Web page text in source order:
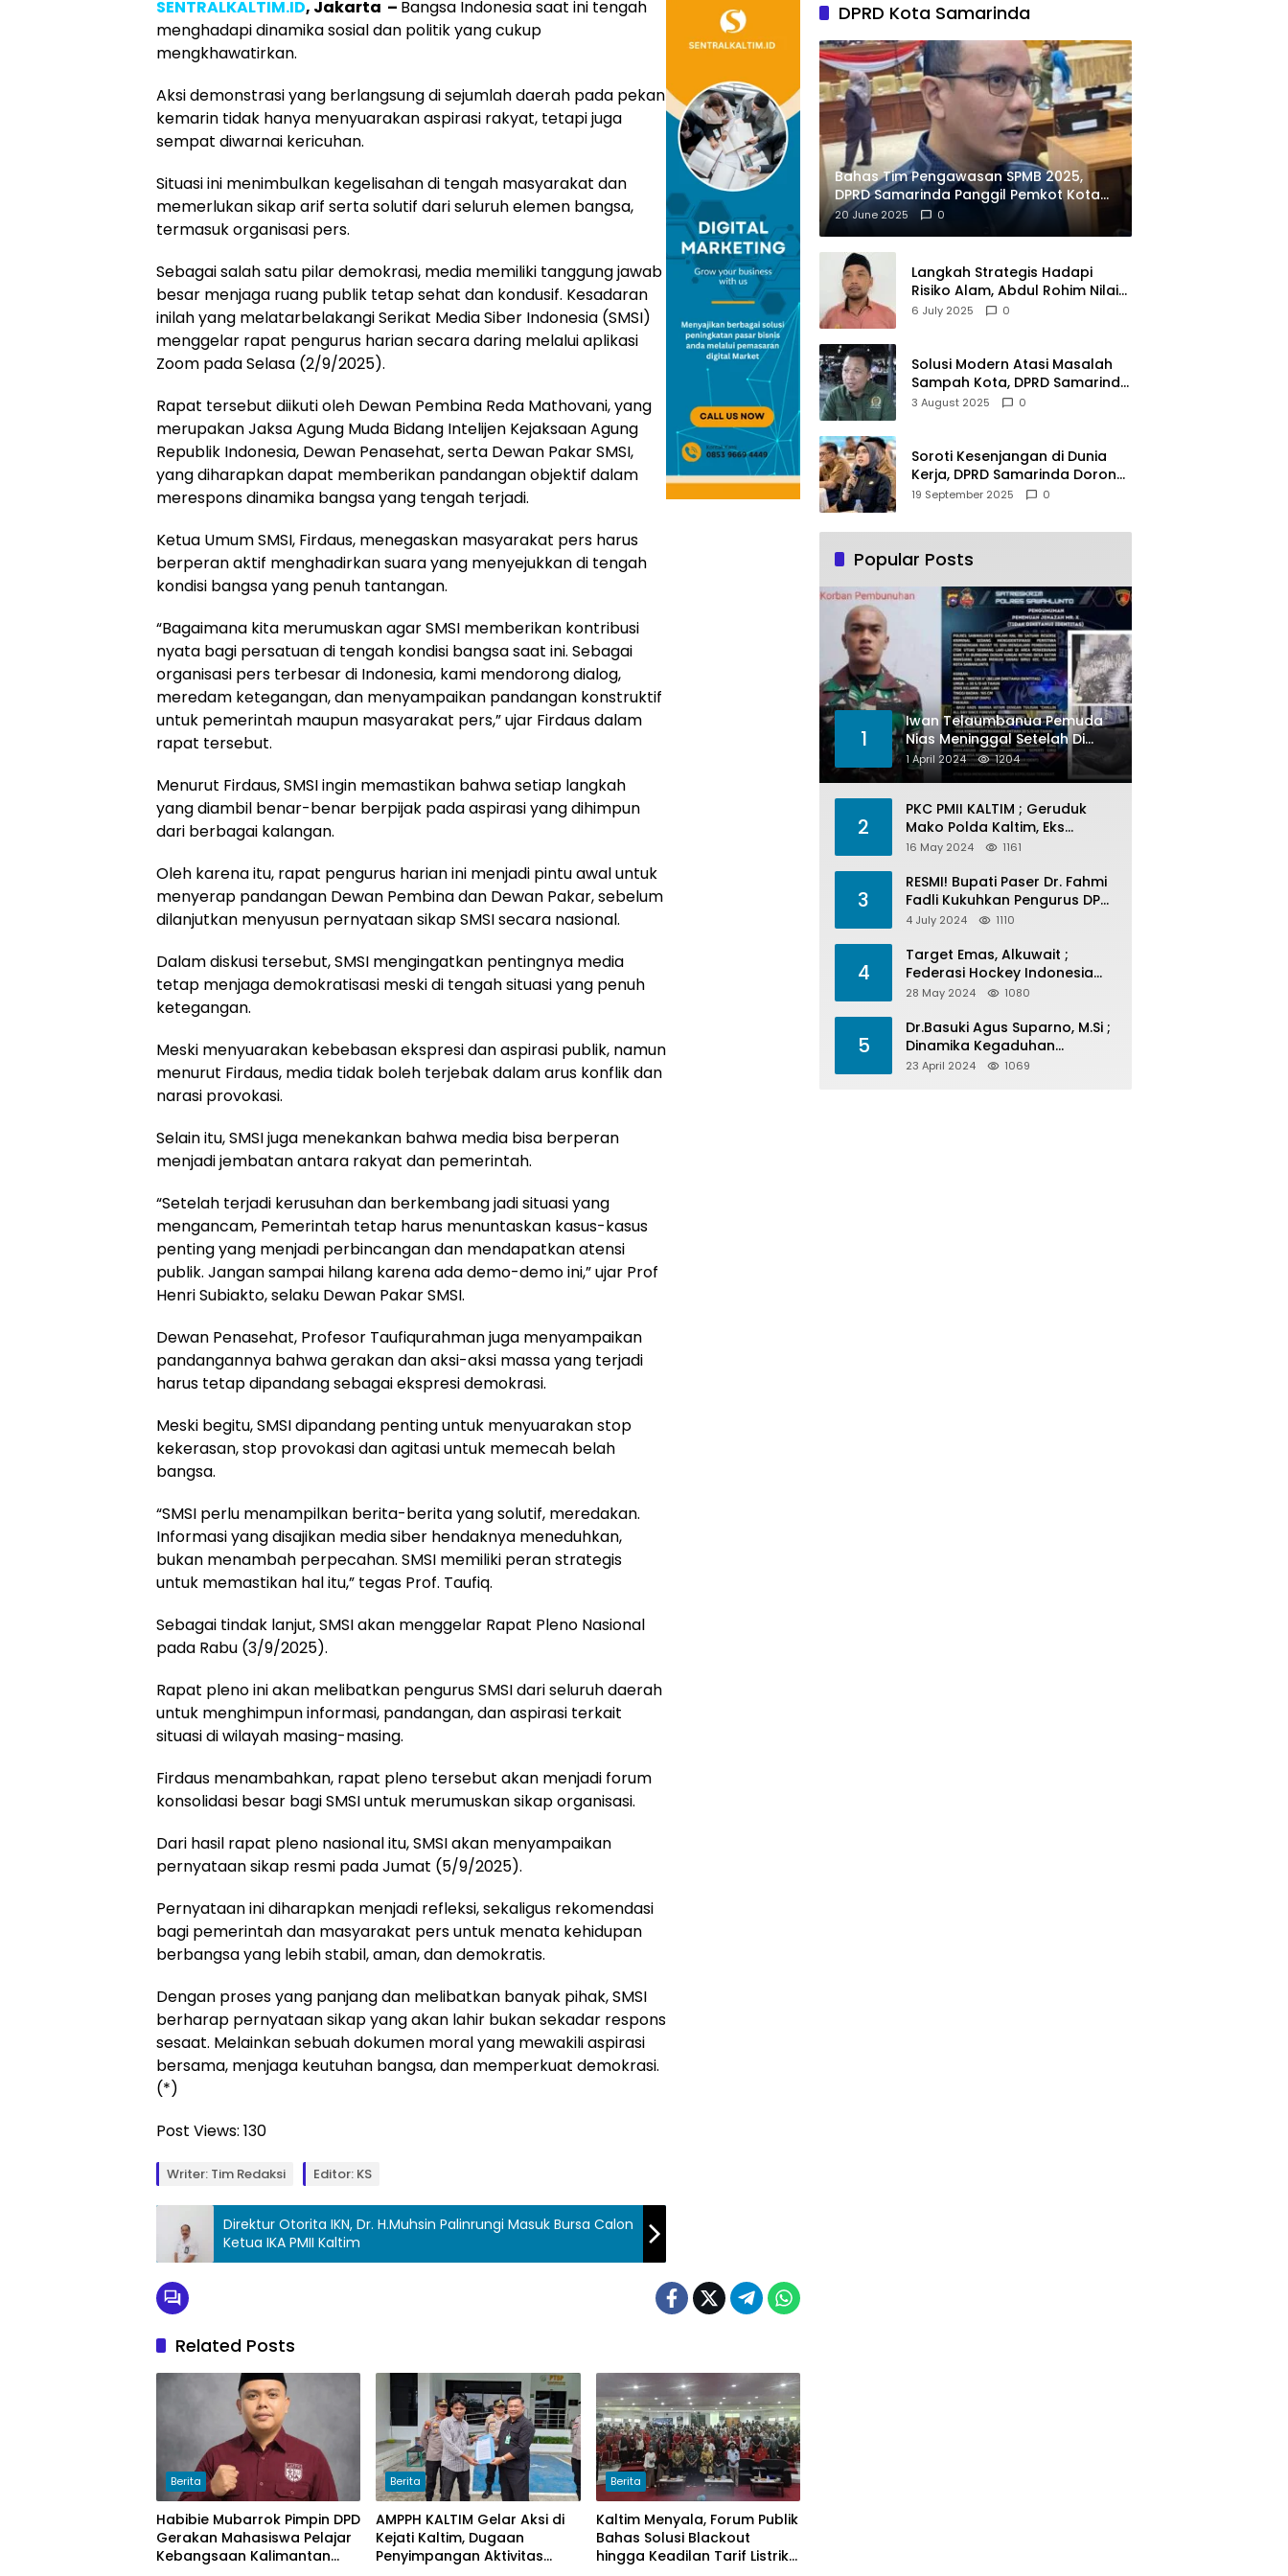
SENTRALKALTIM.ID, Jakarta – Bangsa Indonesia saat ini tengah
menghadapi dinamika sosial dan politik yang cukup
mengkhawatirkan.
Aksi demonstrasi yang berlangsung di sejumlah daerah pada pekan
kemarin tidak hanya menyuarakan aspirasi rakyat, tetapi juga
sempat diwarnai kericuhan.
Situasi ini menimbulkan kegelisahan di tengah masyarakat dan
memerlukan sikap arif serta solutif dari seluruh elemen bangsa,
termasuk organisasi pers.
Sebagai salah satu pilar demokrasi, media memiliki tanggung jawab
besar menjaga ruang publik tetap sehat dan kondusif. Kesadaran
inilah yang melatarbelakangi Serikat Media Siber Indonesia (SMSI)
menggelar rapat pengurus harian secara daring melalui aplikasi
Zoom pada Selasa (2/9/2025).
Rapat tersebut diikuti oleh Dewan Pembina Reda Mathovani, yang
merupakan Jaksa Agung Muda Bidang Intelijen Kejaksaan Agung
Republik Indonesia, Dewan Penasehat, serta Dewan Pakar SMSI,
yang diharapkan dapat memberikan pandangan objektif dalam
merespons dinamika bangsa yang tengah terjadi.
Ketua Umum SMSI, Firdaus, menegaskan masyarakat pers harus
berperan aktif menghadirkan suara yang menyejukkan di tengah
kondisi bangsa yang penuh tantangan.
“Bagaimana kita merumuskan agar SMSI memberikan kontribusi
nyata bagi persatuan di tengah kondisi bangsa saat ini. Sebagai
organisasi pers terbesar di Indonesia, kami mendorong dialog,
meredam ketegangan, dan menyampaikan pandangan konstruktif
untuk pemerintah maupun masyarakat pers,” ujar Firdaus dalam
rapat tersebut.
Menurut Firdaus, SMSI ingin memastikan bahwa setiap langkah
yang diambil benar-benar berpijak pada aspirasi yang dihimpun
dari berbagai kalangan.
Oleh karena itu, rapat pengurus harian ini menjadi pintu awal untuk
menyerap pandangan Dewan Pembina dan Dewan Pakar, sebelum
dilanjutkan menyusun pernyataan sikap SMSI secara nasional.
Dalam diskusi tersebut, SMSI mengingatkan pentingnya media
tetap menjaga demokratisasi meski di tengah situasi yang penuh
ketegangan.
Meski menyuarakan kebebasan ekspresi dan aspirasi publik, namun
menurut Firdaus, media tidak boleh terjebak dalam arus konflik dan
narasi provokasi.
Selain itu, SMSI juga menekankan bahwa media bisa berperan
menjadi jembatan antara rakyat dan pemerintah.
“Setelah terjadi kerusuhan dan berkembang jadi situasi yang
mengancam, Pemerintah tetap harus menuntaskan kasus-kasus
penting yang menjadi perbincangan dan mendapatkan atensi
publik. Jangan sampai hilang karena ada demo-demo ini,” ujar Prof
Henri Subiakto, selaku Dewan Pakar SMSI.
Dewan Penasehat, Profesor Taufiqurahman juga menyampaikan
pandangannya bahwa gerakan dan aksi-aksi massa yang terjadi
harus tetap dipandang sebagai ekspresi demokrasi.
Meski begitu, SMSI dipandang penting untuk menyuarakan stop
kekerasan, stop provokasi dan agitasi untuk memecah belah
bangsa.
“SMSI perlu menampilkan berita-berita yang solutif, meredakan.
Informasi yang disajikan media siber hendaknya meneduhkan,
bukan menambah perpecahan. SMSI memiliki peran strategis
untuk memastikan hal itu,” tegas Prof. Taufiq.
Sebagai tindak lanjut, SMSI akan menggelar Rapat Pleno Nasional
pada Rabu (3/9/2025).
Rapat pleno ini akan melibatkan pengurus SMSI dari seluruh daerah
untuk menghimpun informasi, pandangan, dan aspirasi terkait
situasi di wilayah masing-masing.
Firdaus menambahkan, rapat pleno tersebut akan menjadi forum
konsolidasi besar bagi SMSI untuk merumuskan sikap organisasi.
Dari hasil rapat pleno nasional itu, SMSI akan menyampaikan
pernyataan sikap resmi pada Jumat (5/9/2025).
Pernyataan ini diharapkan menjadi refleksi, sekaligus rekomendasi
bagi pemerintah dan masyarakat pers untuk menata kehidupan
berbangsa yang lebih stabil, aman, dan demokratis.
Dengan proses yang panjang dan melibatkan banyak pihak, SMSI
berharap pernyataan sikap yang akan lahir bukan sekadar respons
sesaat. Melainkan sebuah dokumen moral yang mewakili aspirasi
bersama, menjaga keutuhan bangsa, dan memperkuat demokrasi.
(*)
Post Views: 130
Writer: Tim Redaksi Editor: KS
Direktur Otorita IKN, Dr. H.Muhsin Palinrungi Masuk Bursa Calon
Ketua IKA PMII Kaltim
Related Posts
Berita
Habibie Mubarrok Pimpin DPD
Gerakan Mahasiswa Pelajar
Kebangsaan Kalimantan
Berita
AMPPH KALTIM Gelar Aksi di
Kejati Kaltim, Dugaan
Penyimpangan Aktivitas
Berita
Kaltim Menyala, Forum Publik
Bahas Solusi Blackout
hingga Keadilan Tarif Listrik
DPRD Kota Samarinda
Bahas Tim Pengawasan SPMB 2025,
DPRD Samarinda Panggil Pemkot Kota
Tepian
20 June 2025 0
Langkah Strategis Hadapi
Risiko Alam, Abdul Rohim Nilai
Samarinda Siap Jadi Pusat
6 July 2025 0
Solusi Modern Atasi Masalah
Sampah Kota, DPRD Samarinda
Dukung Penuh Proyek PLTSA
3 August 2025 0
Soroti Kesenjangan di Dunia
Kerja, DPRD Samarinda Dorong
Pemkot Gencarkan
19 September 2025 0
Popular Posts
1
Iwan Telaumbanua Pemuda
Nias Meninggal Setelah Di
Habisi Oknum TNI AL
1 April 2024 1204
2
PKC PMII KALTIM ; Geruduk
Mako Polda Kaltim, Eks
Lubang Tambang Banyak
16 May 2024 1161
3
RESMI! Bupati Paser Dr. Fahmi
Fadli Kukuhkan Pengurus DPP
LAP 2024-2029
4 July 2024 1110
4
Target Emas, Alkuwait ;
Federasi Hockey Indonesia
Kota Balikpapan Siap Menjadi
28 May 2024 1080
5
Dr.Basuki Agus Suparno, M.Si ;
Dinamika Kegaduhan
Komunikasi Politik Jelang
23 April 2024 1069